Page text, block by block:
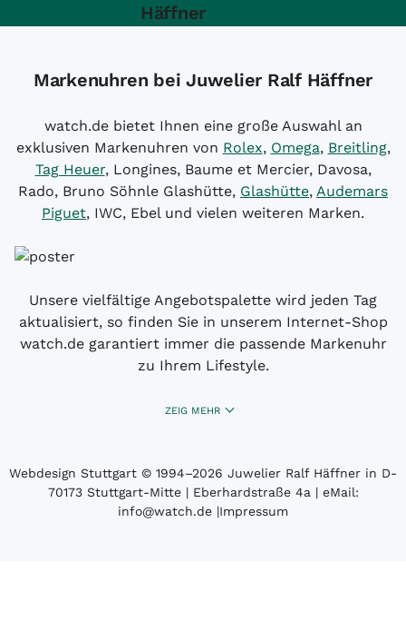
Häffner
Markenuhren bei Juwelier Ralf Häffner
watch.de bietet Ihnen eine große Auswahl an
exklusiven Markenuhren von Rolex, Omega, Breitling,
Tag Heuer, Longines, Baume et Mercier, Davosa,
Rado, Bruno Söhnle Glashütte, Glashütte, Audemars
Piguet, IWC, Ebel und vielen weiteren Marken.
Unsere vielfältige Angebotspalette wird jeden Tag
aktualisiert, so finden Sie in unserem Internet-Shop
watch.de garantiert immer die passende Markenuhr
zu Ihrem Lifestyle.
ZEIG MEHR
Webdesign Stuttgart © 1994­–2026 Juwelier Ralf Häffner in D-
70173 Stuttgart-Mitte | Eberhardstraße 4a | eMail:
info@watch.de |Impressum